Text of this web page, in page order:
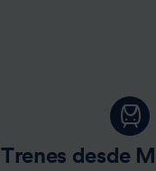
Trenes desde